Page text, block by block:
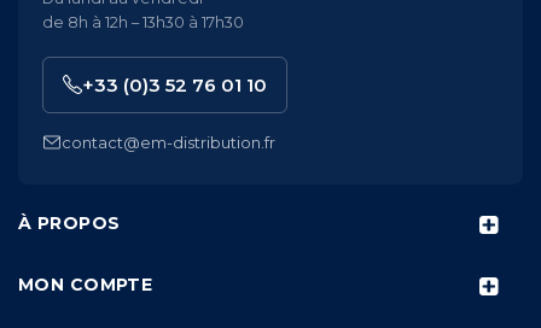
À PROPOS
MON COMPTE
de 8h à 12h – 13h30 à 17h30
+33 (0)3 52 76 01 10
contact@em-distribution.fr